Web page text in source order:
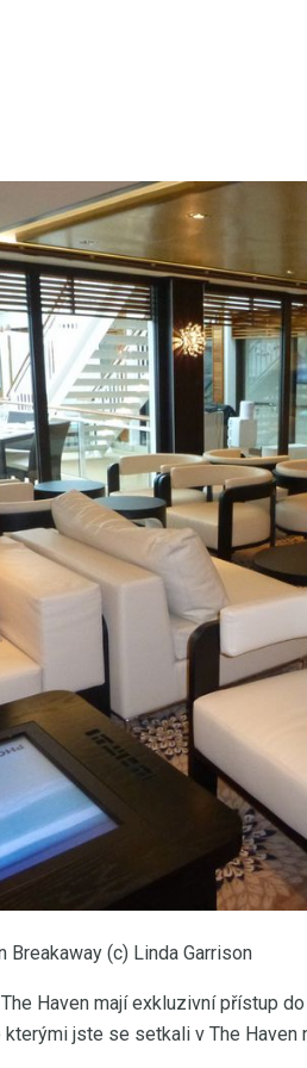
Breakaway (c) Linda Garrison
Haven mají exkluzivní přístup
jste se setkali v The